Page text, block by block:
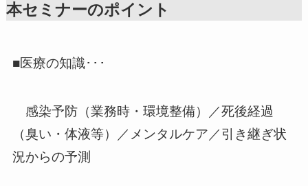
本セミナーのポイント
■医療の知識･･･
感染予防（業務時・環境整備）／死後経過
（臭い・体液等）／メンタルケア／引き継ぎ状
況からの予測